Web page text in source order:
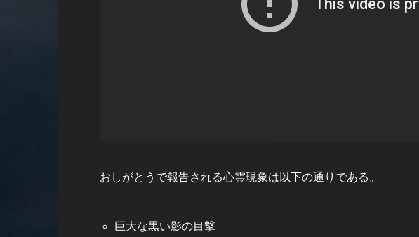
おしがとうで報告される心霊現象は以下の通りである。
巨大な黒い影の目撃